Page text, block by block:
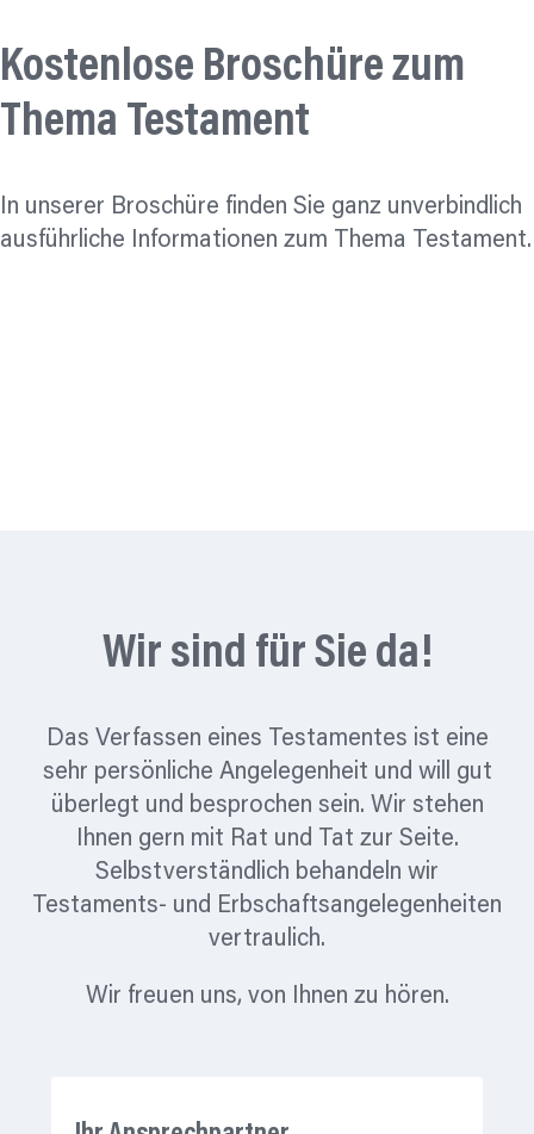
Kostenlose Broschüre zum
Thema Testament
In unserer Broschüre finden Sie ganz unverbindlich
ausführliche Informationen zum Thema Testament.
Wir sind für Sie da!
Das Verfassen eines Testamentes ist eine
sehr persönliche Angelegenheit und will gut
überlegt und besprochen sein. Wir stehen
Ihnen gern mit Rat und Tat zur Seite.
Selbstverständlich behandeln wir
Testaments- und Erbschaftsangelegenheiten
vertraulich.
Wir freuen uns, von Ihnen zu hören.